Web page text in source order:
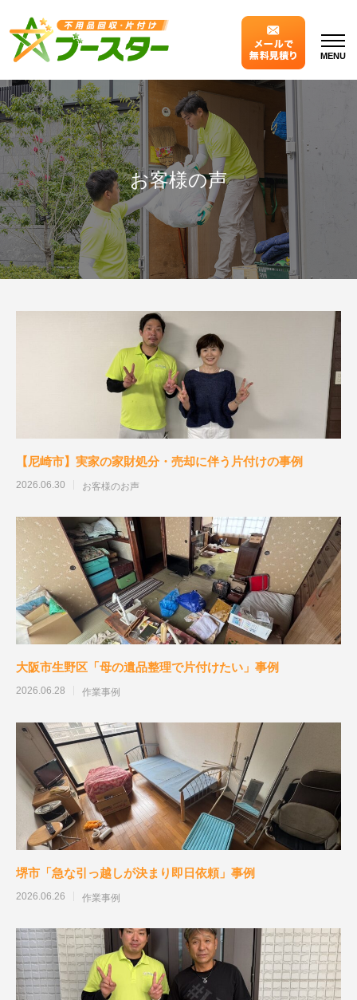
MENU
お客様の声
【尼崎市】実家の家財処分・売却に伴う片付けの事例
2026.06.30 お客様のお声
大阪市生野区「母の遺品整理で片付けたい」事例
2026.06.28 作業事例
堺市「急な引っ越しが決まり即日依頼」事例
2026.06.26 作業事例